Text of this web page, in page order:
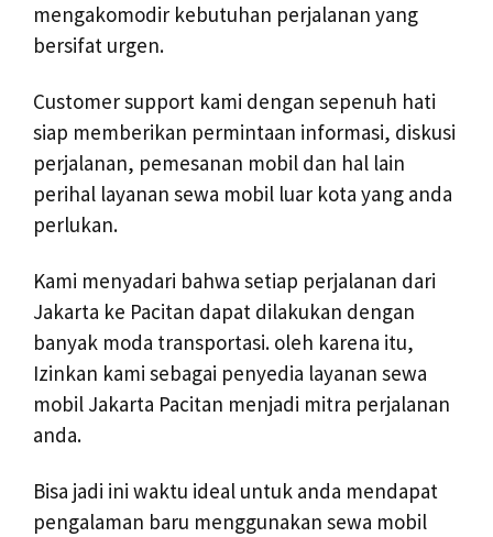
mengakomodir kebutuhan perjalanan yang
bersifat urgen.
Customer support kami dengan sepenuh hati
siap memberikan permintaan informasi, diskusi
perjalanan, pemesanan mobil dan hal lain
perihal layanan sewa mobil luar kota yang anda
perlukan.
Kami menyadari bahwa setiap perjalanan dari
Jakarta ke Pacitan dapat dilakukan dengan
banyak moda transportasi. oleh karena itu,
Izinkan kami sebagai penyedia layanan sewa
mobil Jakarta Pacitan menjadi mitra perjalanan
anda.
Bisa jadi ini waktu ideal untuk anda mendapat
pengalaman baru menggunakan sewa mobil